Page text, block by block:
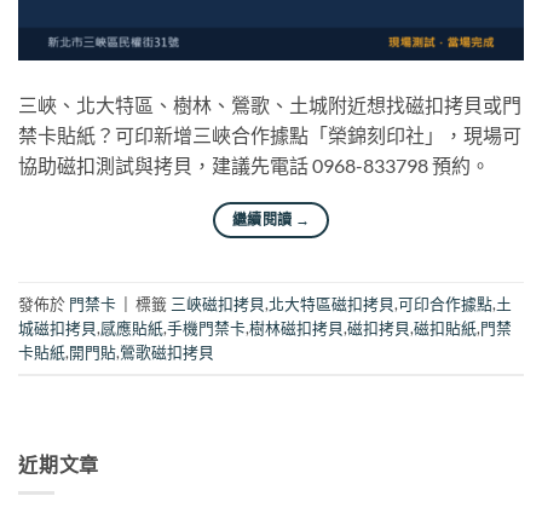
三峽、北大特區、樹林、鶯歌、土城附近想找磁扣拷貝或門
禁卡貼紙？可印新增三峽合作據點「榮錦刻印社」，現場可
協助磁扣測試與拷貝，建議先電話 0968-833798 預約。
繼續閱讀 →
發佈於 門禁卡 標籤 三峽磁扣拷貝,北大特區磁扣拷貝,可印合作據點,土
城磁扣拷貝,感應貼紙,手機門禁卡,樹林磁扣拷貝,磁扣拷貝,磁扣貼紙,門禁
卡貼紙,開門貼,鶯歌磁扣拷貝
近期文章